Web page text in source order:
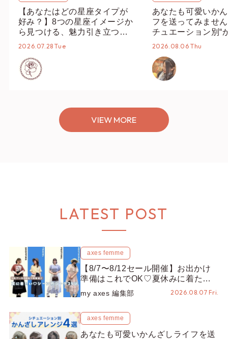
【あなたはどの星座タイプが
好み？】8つの星座イメージか
ら見つける、魅力引き立つス
タイリング♡
2026.07.28 Tue
あなたも可愛いか
フを送ってみませ
チュエーション別“
オススメ【ショッ
2026.08.06 Thu
VIEW MORE
LATEST POST
axes femme
【8/7〜8/12セール開催】お出かけ
準備はこれでOK♡夏休みに着たい
コーデ25選をシーン別に徹底解説！
my axes 編集部 2026.08.07 Fri.
axes femme
あなたも可愛いかんざしライフを送